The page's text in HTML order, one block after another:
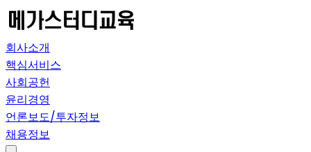
회사소개
핵심서비스
사회공헌
윤리경영
언론보도/투자정보
채용정보